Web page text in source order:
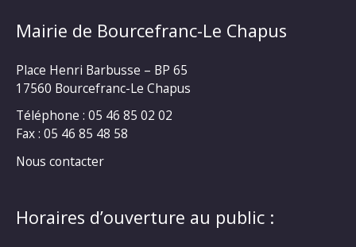
Mairie de Bourcefranc-Le Chapus
Place Henri Barbusse – BP 65
17560 Bourcefranc-Le Chapus
Téléphone : 05 46 85 02 02
Fax : 05 46 85 48 58
Nous contacter
Horaires d’ouverture au public :